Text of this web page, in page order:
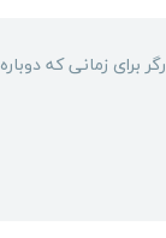
برای زمانی که